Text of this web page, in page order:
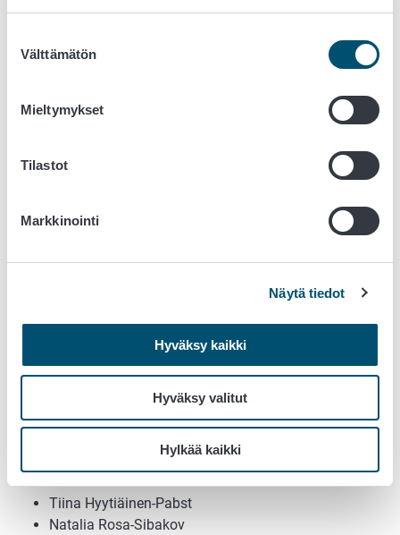
valinta
Välttämätön
Mieltymykset
Tilastot
Markkinointi
Näytä tiedot
Hyväksy kaikki
Hyväksy valitut
Hylkää kaikki
Maatilatalouden kehittämisrahasto (Makera),
Oy
Petra Pasonen
Tero Hirvonen
Janne Järvinen
Maria Simola
Maria Hautaniemi
Suvi Nykäsenoja
Hanna-Leena Alakomi
Tiina Hyytiäinen-Pabst
Natalia Rosa-Sibakov